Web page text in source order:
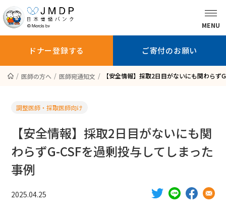
MENU
ドナー登録する ご寄付のお願い
ついて知る
ドナー登録する ご寄付のお願い
患者さんへ
医師の方へ 医師宛通知文 【安全情報】採取2日目がないにも関わら
調整医師・採取医師向け
【安全情報】採取2日目がないにも関
わらずG-CSFを過剰投与してしまった
事例
2025.04.25